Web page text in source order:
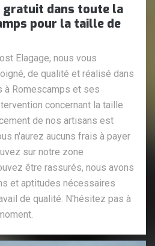
gratuit dans toute la
pour la taille de
Elagage, nous vous
de qualité et réalisé dans
à Romescamps et ses
concernant la taille
de nos artisans est
n'aurez aucuns frais à payer
sur notre zone
être rassurés, nous avons
et aptitudes nécessaires
de qualité. N'hésitez pas à